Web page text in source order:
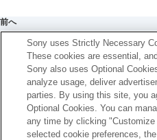
マイメニューから表
静止画と動画の撮影設定
リング/ダイヤルの機能
動画撮影でシャッターボ
モニター/ファインダー
再生する
カメラの設定を変更する
前へ
ジの削除
Sony uses Strictly Necessary
These cookies are essential,
Sony also uses Optional
analyze usage, deliver
parties. By using this site, you
Optional Cookies. You can
any time by clicking
selected cookie preferences,